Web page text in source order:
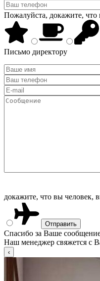
Пожалуйста, докажите, что
Письмо директору
докажите, что вы человек,
Спасибо за Ваше
Наш менеджер свяжется с